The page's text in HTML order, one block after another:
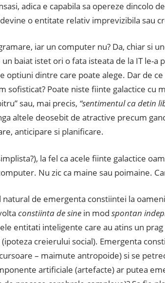
adica e capabila sa opereze dincolo
o entitate relativ imprevizibila sau
iar un computer nu? Da, chiar si
baiat istet ori o fata isteata de la IT le-a
optiuni dintre care poate alege. Dar de ce
sofisticat? Poate niste fiinte galactice cu
sau, mai precis, “sentimentul ca detin
altele deosebit de atractive precum
anticipare si planificare.
la fel ca acele fiinte galactice
Nu zic ca maine sau poimaine.
natural de emergenta constiintei la
constiinta de sinein mod spontan
entitati inteligente care au atins un
creierului social). Emergenta
– maimute antropoide) si se
artificiale (artefacte) ar putea